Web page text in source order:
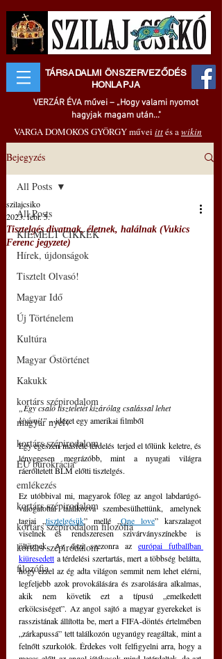
TÁRSADALMI ÖNSZERVEZŐDÉS
HONLAPJA
VERZÁR ÉVA művei – „Hogy valami nyomot
hagyjak magam után..."
VARGA DOMOKOS GYÖRGY művei ittés awikin
Bejegyzés
All Posts
KIEMELT CIKKEK
Hírek, újdonságok
Tisztelt Olvasó!
Magyar Idő
Új Történelem
Kultúra
Magyar Őstörténet
Kakukk
kortárs szépirodalom
magyar nyelv
kortárs szépirodalom
EU bürokrácia
emlékezés
kortárs szépirodalom
kortárs szépirodalom filozófia
kortárs szépirodalom
filozófia
All Posts
Tisztelgés divatnak, életnek, halálnak (Vukics
Ferenc jegyzete)
szilajcsiko
2023. febr. 5.
„Egy csaló tiszteletét kizárólag csalással lehet
kivívni!” – idézet egy amerikai filmből
Egy egészen másféle térdelés terjed el tőlünk keletre, és
lényegesen megrázóbb, mint a nyugati világra
ráerőltetett BLM előtti tisztelgés.
Ez utóbbival mi, magyarok főleg az angol labdarúgó-
válogatottal találkozva szembesülhettünk, amelynek
tagjai „tisztelgésük” mellé „One love” karszalagot
viselnek és rendszeresen szivárványszínekbe is
öltöznek. Az őszi szezonra az európai futballban
kiüresedett a térdelési szertartás, mert a többség belátta,
hogy ezzel az ég adta világon semmit nem lehet elérni,
legfeljebb azok provokálására és zsarolására alkalmas,
akik nem követik ezt a típusú „emelkedett
erkölcsiséget”. Az angol sajtó a magyar gyerekeket is
rasszistának állította be, mert a FIFA-döntés értelmében
„zárkapussá” tett találkozón ugyanúgy reagáltak, mint a
felnőtt szurkolók. Érdekes volt felfigyelni arra, hogy a